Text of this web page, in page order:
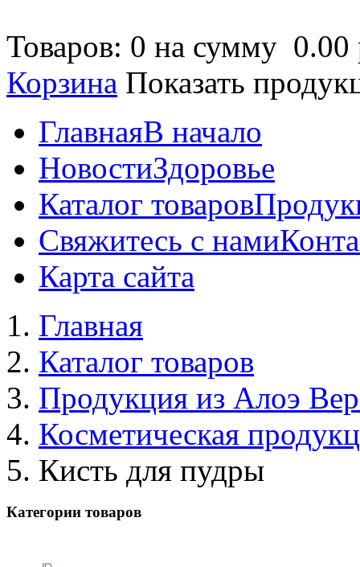
Товаров: 0 на сумму 0.00
Корзина Показать
ГлавнаяВ начало
НовостиЗдоровье
Каталог товаров
Свяжитесь с нами
Карта сайта
Главная
Каталог товаров
Продукция из Алоэ
Косметическая
Кисть для пудры
Категории товаров